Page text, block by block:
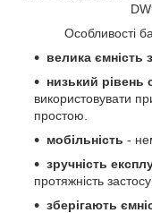
Особливості
велика ємність
низький рівень
використовувати
простою.
мобільність -
зручність
протяжність
зберігають